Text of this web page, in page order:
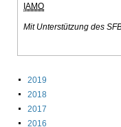
IAMO
Mit Unterstützung des
2019
2018
2017
2016